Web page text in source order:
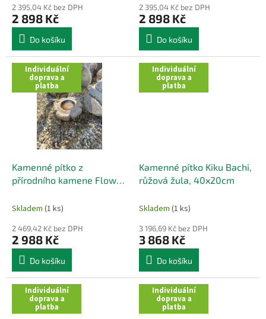
2 395,04 Kč bez DPH
2 898 Kč
Do košíku
2 395,04 Kč bez DPH
2 898 Kč
Do košíku
Individuální
doprava a
platba
Kamenné pítko z
přírodního kamene Flower,
Skladem (1 ks)
2 469,42 Kč bez DPH
2 988 Kč
Do košíku
Individuální
doprava a
platba
Kamenné pítko Kiku Bachi,
růžová žula, 40x20cm
Skladem (1 ks)
3 196,69 Kč bez DPH
3 868 Kč
Do košíku
Individuální
doprava a
platba
Individuální
doprava a
platba